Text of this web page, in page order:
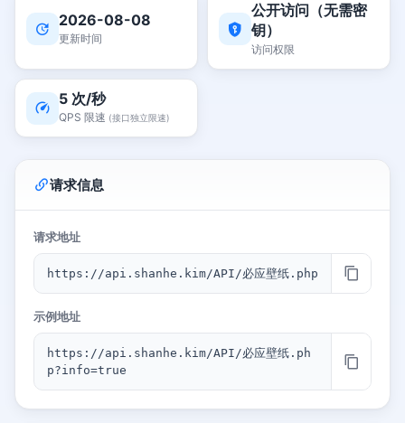
2026-08-08
更新时间
公开访问（无需密
钥）
访问权限
5 次/秒
QPS 限速 (接口独立限速)
请求信息
请求地址
https://api.shanhe.kim/API/必应壁纸.php
示例地址
https://api.shanhe.kim/API/必应壁纸.ph
p?info=true